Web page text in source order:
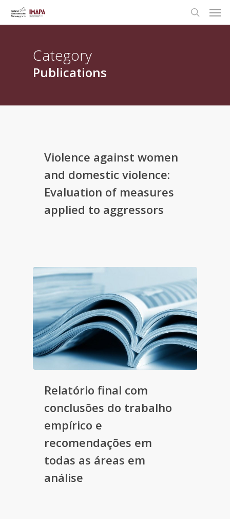
Category
Publications
Violence against women
and domestic violence:
Evaluation of measures
applied to aggressors
Relatório final com
conclusões do trabalho
empírico e
recomendações em
todas as áreas em
análise